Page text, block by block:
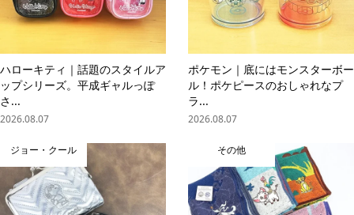
ハローキティ｜話題のスタイルア
ップシリーズ。平成ギャルっぽ
さ...
2026.08.07
ポケモン｜底にはモンスターボー
ル！ポケピースのおしゃれなプ
ラ...
2026.08.07
ジョー・クール その他